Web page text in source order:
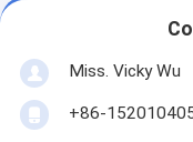
Miss. Vicky Wu
+86-